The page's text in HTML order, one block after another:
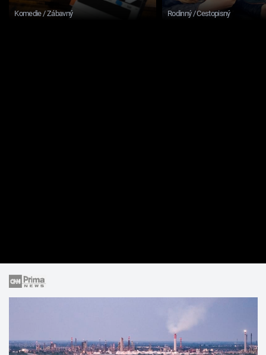
Komedie / Zábavný Rodinný / Cestopisný